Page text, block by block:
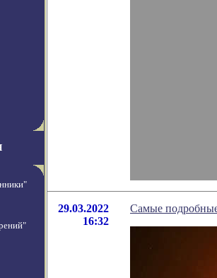
29.03.2022
16:32
Самые